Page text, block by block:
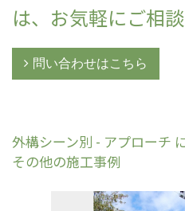
は、お気軽にご相
問い合わせはこちら
外構シーン別 - アプローチ
その他の施工事例